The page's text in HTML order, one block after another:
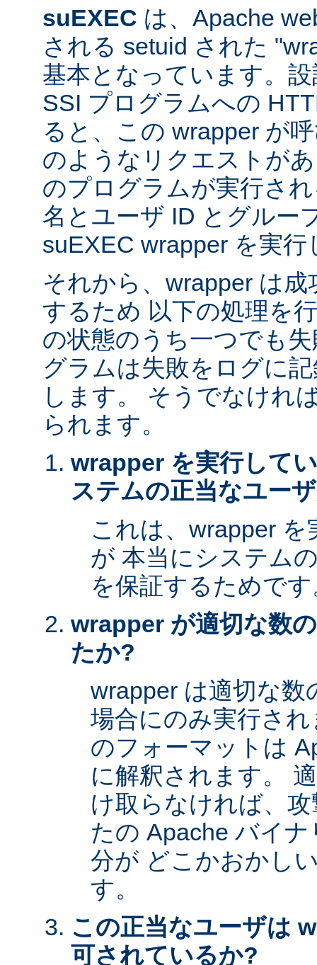
suEXEC は、Apache
される setuid された
基本となっています。
SSI プログラムへの
ると、この wrapper が
のようなリクエストが
のプログラムが実行さ
名とユーザ ID とグルー
suEXEC wrapper を実行
それから、wrapper は
するため 以下の処理を
の状態のうち一つでも
グラムは失敗をログに
します。 そうでなけれ
られます。
wrapper を実行して
ステムの正当なユー
これは、wrapper
が 本当にシステム
を保証するためで
wrapper が適切な数
たか?
wrapper は適切な
場合にのみ実行さ
のフォーマットは
に解釈されます。
け取らなければ、
たの Apache バイ
分が どこかおかし
す。
この正当なユーザは
可されているか?